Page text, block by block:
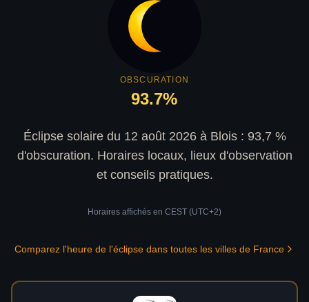
OBSCURATION
93.7%
Éclipse solaire du 12 août 2026 à Blois : 93,7 %
d'obscuration. Horaires locaux, lieux d'observation
et conseils pratiques.
Horaires affichés en CEST (UTC+2)
Comparez l'heure de l'éclipse dans toutes les villes de France